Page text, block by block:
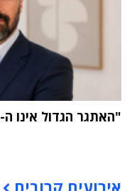
"האתגר הגדול אינו ה-AI אלא הטמעתה בארגון"
אירועים קרובים